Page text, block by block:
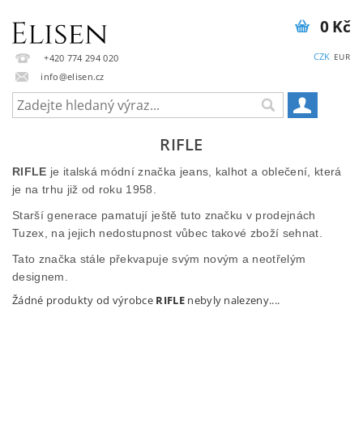
+420 774 294 020
info@elisen.cz
CZK EUR
0 Kč
RIFLE
RIFLE je italská módní značka jeans, kalhot a oblečení, která
je na trhu již od roku 1958.
Starší generace pamatují ještě tuto značku v prodejnách
Tuzex, na jejich nedostupnost vůbec takové zboží sehnat.
Tato značka stále překvapuje svým novým a neotřelým
designem.
Žádné produkty od výrobce RIFLEnebyly nalezeny....